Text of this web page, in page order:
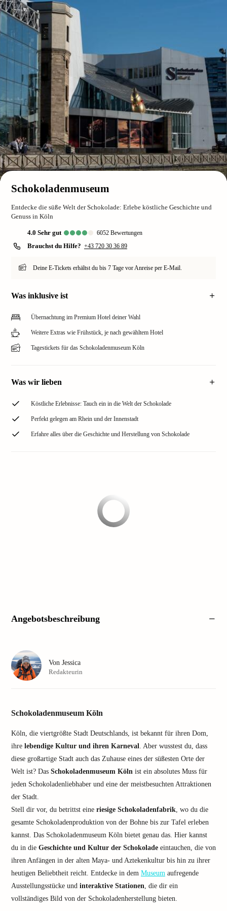
Schokoladenmuseum
Entdecke die süße Welt der Schokolade: Erlebe köstliche Geschichte und
Genuss in Köln
4.0 sehr gut 6052 Bewertungen
Brauchst du Hilfe? +43 720 30 36 89
Deine E-Tickets erhältst du bis 7 Tage vor Anreise per E-Mail.
Was inklusive ist
Übernachtung im Premium Hotel deiner Wahl
Weitere Extras wie Frühstück, je nach gewähltem Hotel
Tagestickets für das Schokoladenmuseum Köln
Was wir lieben
Köstliche Erlebnisse: Tauch ein in die Welt der Schokolade
Perfekt gelegen am Rhein und der Innenstadt
Erfahre alles über die Geschichte und Herstellung von Schokolade
Angebotsbeschreibung
Schokoladenmuseum Köln
Köln, die viertgrößte Stadt Deutschlands, ist bekannt für ihren Dom,
ihre lebendige Kultur und ihren Karneval. Aber wusstest du, dass
diese großartige Stadt auch das Zuhause eines der süßesten Orte der
Welt ist? Das Schokoladenmuseum Köln ist ein absolutes Muss für
jeden Schokoladenliebhaber und eine der meistbesuchten Attraktionen
der Stadt.
Stell dir vor, du betrittst eine riesige Schokoladenfabrik, wo du die
gesamte Schokoladenproduktion von der Bohne bis zur Tafel erleben
kannst. Das Schokoladenmuseum Köln bietet genau das. Hier kannst
du in die Geschichte und Kultur der Schokolade eintauchen, die von
ihren Anfängen in der alten Maya- und Aztekenkultur bis hin zu ihrer
heutigen Beliebtheit reicht. Entdecke in dem Museum aufregende
Ausstellungsstücke und interaktive Stationen, die dir ein
vollständiges Bild von der Schokoladenherstellung bieten.
Von Jessica
Redakteurin